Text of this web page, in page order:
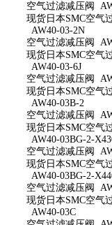
空气过滤减压阀
现货日本SMC空气
AW40-03-2N
空气过滤减压阀
现货日本SMC空气
AW40-03-6J
空气过滤减压阀
现货日本SMC空气
AW40-03B-2
空气过滤减压阀
现货日本SMC空气
AW40-03BG-2-
空气过滤减压阀
现货日本SMC空气
AW40-03BG-2-
空气过滤减压阀
现货日本SMC空气
AW40-03C